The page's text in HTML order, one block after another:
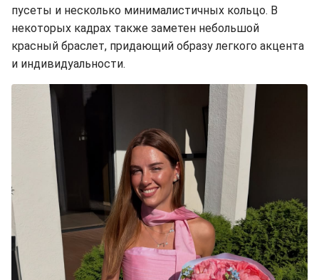
пусеты и несколько минималистичных кольцо. В
некоторых кадрах также заметен небольшой
красный браслет, придающий образу легкого акцента
и индивидуальности.